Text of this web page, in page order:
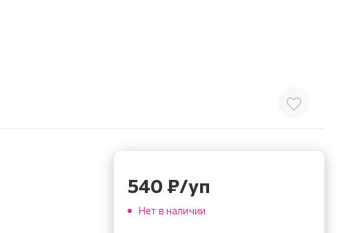
540 ₽/уп
Нет в наличии